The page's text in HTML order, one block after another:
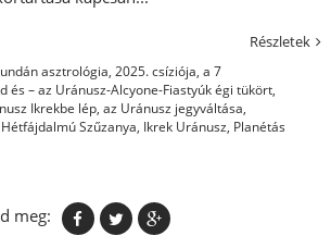
Részletek
asztrológia, 2025. csíziója, a 7
és – az Uránusz-Alcyone-Fiastyúk égi tükört,
Ikrekbe lép, az Uránusz jegyváltása,
Hétfájdalmú Szűzanya, Ikrek Uránusz, Planétás
meg: